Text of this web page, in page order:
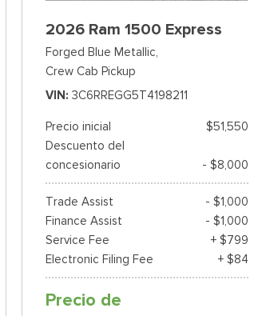
2026 Ram 1500 Express
Forged Blue Metallic,
Crew Cab Pickup
VIN
3C6RREGG5T4198211
Precio inicial
$51,550
Descuento del
concesionario
- $8,000
Trade Assist
- $1,000
Finance Assist
- $1,000
Service Fee
+ $799
Electronic Filing Fee
+ $84
Precio de